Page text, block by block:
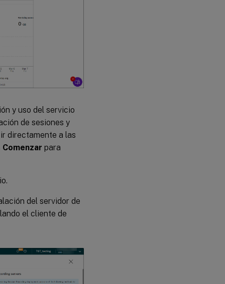
y uso del servicio
de sesiones y
directamente a las
Comenzar para
del servidor de
el cliente de